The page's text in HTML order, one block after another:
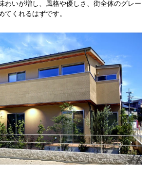
わいが増し、風格や優しさ、街全体のグレー
てくれるはずです。